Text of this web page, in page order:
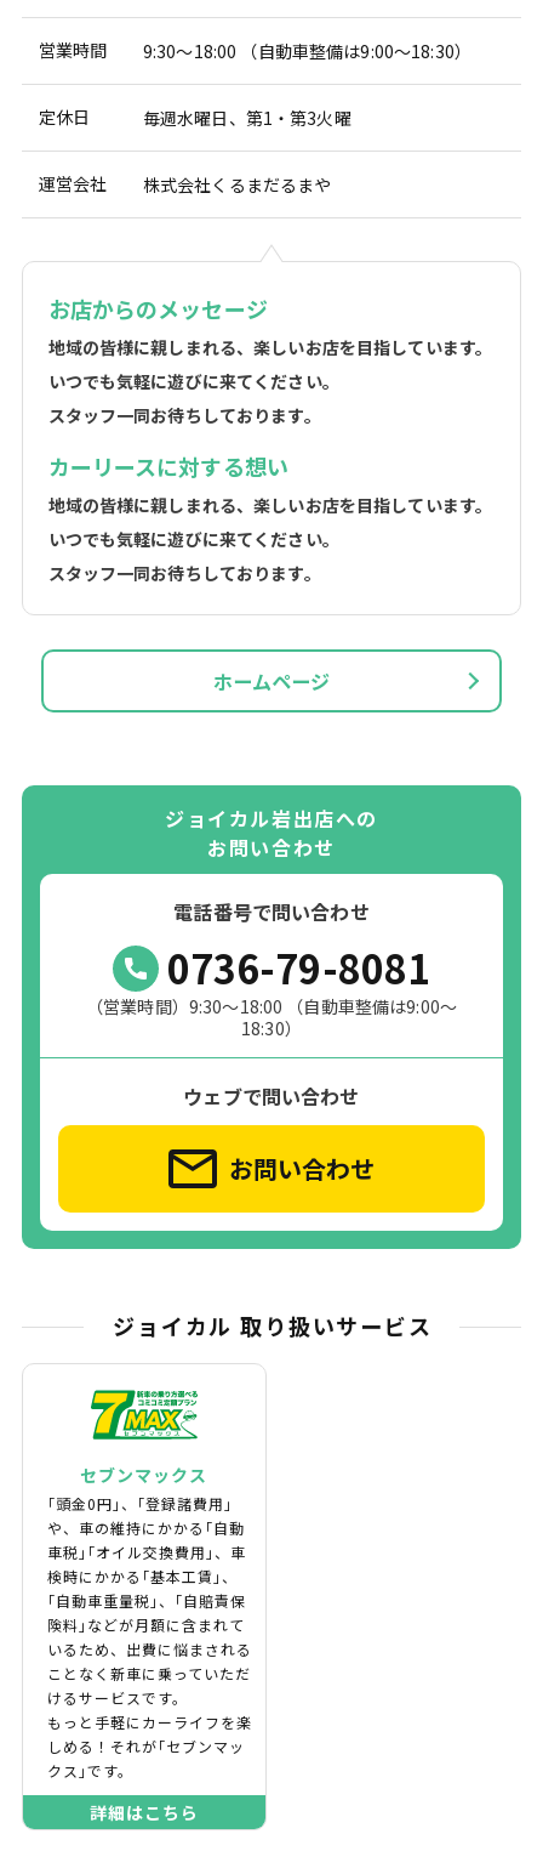
ホームページ
営業時間 9:30～18:00 （自動車整備は9:00～18:30）
定休日 毎週水曜日、第1・第3火曜
運営会社 株式会社くるまだるまや
お店からのメッセージ
地域の皆様に親しまれる、楽しいお店を目指しています。
いつでも気軽に遊びに来てください。
スタッフ一同お待ちしております。
カーリースに対する想い
地域の皆様に親しまれる、楽しいお店を目指しています。
いつでも気軽に遊びに来てください。
スタッフ一同お待ちしております。
ジョイカル岩出店への
お問い合わせ
電話番号で問い合わせ
0736-79-8081
（営業時間）9:30～18:00 （自動車整備は9:00～
18:30）
ウェブで問い合わせ
お問い合わせ
ジョイカル 取り扱いサービス
セブンマックス
｢頭金0円｣、｢登録諸費用｣
や、車の維持にかかる｢自動
車税｣｢オイル交換費用｣、車
検時にかかる｢基本工賃｣、
｢自動車重量税｣、｢自賠責保
険料｣などが月額に含まれて
いるため、出費に悩まされる
ことなく新車に乗っていただ
けるサービスです。
もっと手軽にカーライフを楽
しめる！それが｢セブンマッ
クス｣です。
詳細はこちら